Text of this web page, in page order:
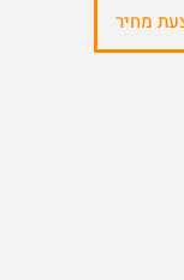
מחיר